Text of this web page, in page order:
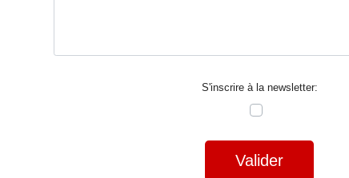
S'inscrire à la newsletter:
Valider